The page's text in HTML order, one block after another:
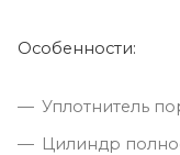
Особенности:
Уплотнитель
Цилиндр